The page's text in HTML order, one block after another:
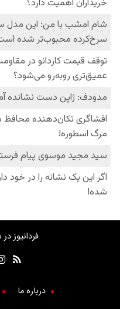
فردانیوز
درباره ما